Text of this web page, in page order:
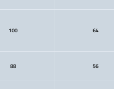
64
100
56
88